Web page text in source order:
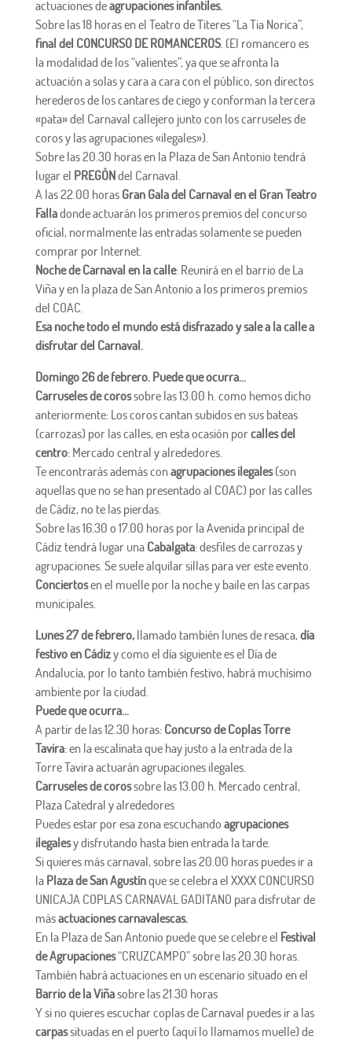
actuaciones deagrupaciones infantiles.
Sobre las 18 horas en el Teatro de Titeres “La Tia Norica”,
final del CONCURSO DE ROMANCEROS. (El romancero es
la modalidad de los “valientes”, ya que se afronta la
actuación a solas y cara a cara con el público, son directos
herederos de los cantares de ciego y conforman la tercera
«pata» del Carnaval callejero junto con los carruseles de
coros y las agrupaciones «ilegales»).
Sobre las 20.30 horas en la Plaza de San Antonio tendrá
lugar el PREGÓNdel Carnaval.
A las 22.00 horas Gran Gala del Carnaval en el Gran Teatro
Falladonde actuarán los primeros premios del concurso
oficial, normalmente las entradas solamente se pueden
comprar por Internet.
Noche de Carnaval en la calle: Reunirá en el barrio de La
Viña y en la plaza de San Antonio a los primeros premios
del COAC.
Esa noche todo el mundo está disfrazado y sale a la calle a
disfrutar del Carnaval.
Domingo 26 de febrero. Puede que ocurra…
Carruseles de corossobre las 13.00 h. como hemos dicho
anteriormente: Los coros cantan subidos en sus bateas
(carrozas) por las calles, en esta ocasión porcalles del
centro: Mercado central y alrededores.
Te encontrarás además conagrupaciones ilegales(son
aquellas que no se han presentado al COAC) por las calles
de Cádiz, no te las pierdas.
Sobre las 16.30 o 17.00 horas por la Avenida principal de
Cádiz tendrá lugar una Cabalgata: desfiles de carrozas y
agrupaciones. Se suele alquilar sillas para ver este evento.
Conciertosen el muelle por la noche y baile en las carpas
municipales.
Lunes 27 de febrero,llamado también lunes de resaca, día
festivo en Cádizy como el día siguiente es el Día de
Andalucía, por lo tanto también festivo, habrá muchísimo
ambiente por la ciudad.
Puede que ocurra…
A partir de las 12.30 horas: Concurso de Coplas Torre
Tavira: en la escalinata que hay justo a la entrada de la
Torre Tavira actuarán agrupaciones ilegales.
Carruseles de corossobre las 13.00 h. Mercado central,
Plaza Catedral y alrededores
Puedes estar por esa zona escuchando agrupaciones
ilegalesy disfrutando hasta bien entrada la tarde.
Si quieres más carnaval, sobre las 20.00 horas puedes ir a
la Plaza de San Agustínque se celebra el XXXX CONCURSO
UNICAJA COPLAS CARNAVAL GADITANO para disfrutar de
másactuaciones carnavalescas.
En la Plaza de San Antonio puede que se celebre el Festival
de Agrupaciones“CRUZCAMPO” sobre las 20.30 horas.
También habrá actuaciones en un escenario situado en el
Barrio de la Viñasobre las 21.30 horas
Y si no quieres escuchar coplas de Carnaval puedes ir a las
carpassituadas en el puerto (aquí lo llamamos muelle) de